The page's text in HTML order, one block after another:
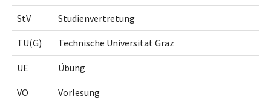
StV Studienvertretung
TU(G) Technische Universität Graz
UE Übung
VO Vorlesung